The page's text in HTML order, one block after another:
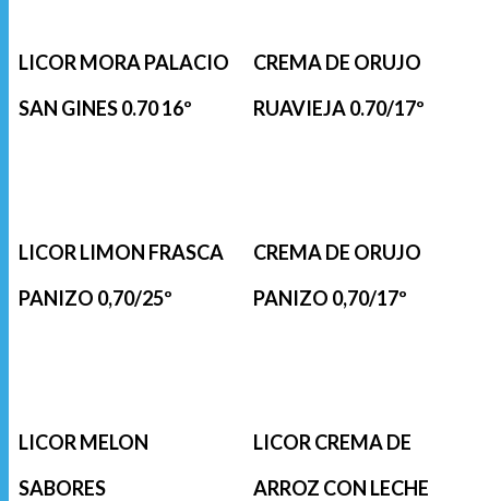
LICOR MORA PALACIO
SAN GINES 0.70 16º
CREMA DE ORUJO
RUAVIEJA 0.70/17º
LICOR LIMON FRASCA
PANIZO 0,70/25º
CREMA DE ORUJO
PANIZO 0,70/17º
LICOR MELON
SABORES
LICOR CREMA DE
ARROZ CON LECHE